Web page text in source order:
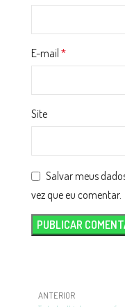
E-mail *
Site
Salvar meus
vez que eu comentar.
ANTERIOR